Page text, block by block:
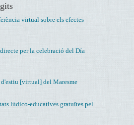
virtual sobre els efectes
per la celebració del Día
[virtual] del Maresme
lúdico-educatives gratuïtes pel